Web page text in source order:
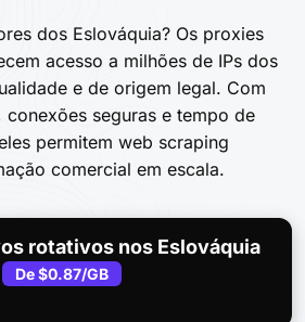
dos Eslováquia? Os proxies
acesso a milhões de IPs dos
e de origem legal. Com
seguras e tempo de
permitem web scraping
comercial em escala.
rotativos nos Eslováquia
De$0.87/GB